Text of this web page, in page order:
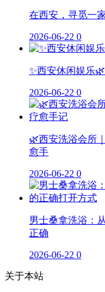
在西安，寻觅一
2026-06-22 0
✨西安休闲娱乐
2026-06-22 0
🌿西安洗浴会所
愈手
2026-06-22 0
男士桑拿洗浴：
正确
2026-06-22 0
关于本站